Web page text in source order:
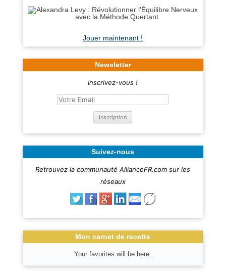
Jouer maintenant !
Newsletter
Inscrivez-vous !
Suivez-nous
Retrouvez la communauté AllianceFR.com sur les
réseaux
Mon carnet de recette
Your favorites will be here.